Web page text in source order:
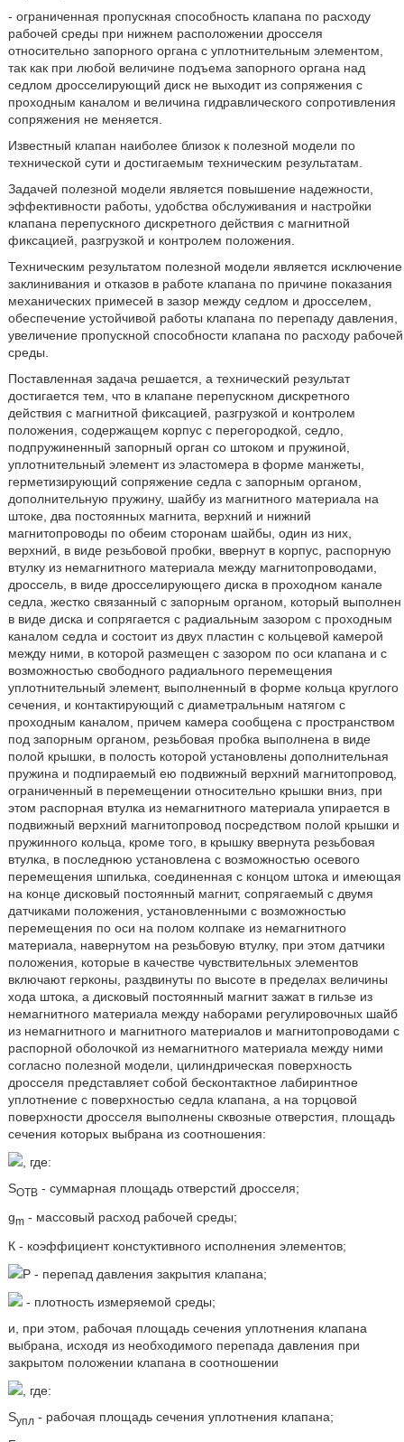
- ограниченная пропускная способность клапана по расходу
рабочей среды при нижнем расположении дросселя
относительно запорного органа с уплотнительным элементом,
так как при любой величине подъема запорного органа над
седлом дросселирующий диск не выходит из сопряжения с
проходным каналом и величина гидравлического сопротивления
сопряжения не меняется.
Известный клапан наиболее близок к полезной модели по
технической сути и достигаемым техническим результатам.
Задачей полезной модели является повышение надежности,
эффективности работы, удобства обслуживания и настройки
клапана перепускного дискретного действия с магнитной
фиксацией, разгрузкой и контролем положения.
Техническим результатом полезной модели является исключение
заклинивания и отказов в работе клапана по причине показания
механических примесей в зазор между седлом и дросселем,
обеспечение устойчивой работы клапана по перепаду давления,
увеличение пропускной способности клапана по расходу рабочей
среды.
Поставленная задача решается, а технический результат
достигается тем, что в клапане перепускном дискретного
действия с магнитной фиксацией, разгрузкой и контролем
положения, содержащем корпус с перегородкой, седло,
подпружиненный запорный орган со штоком и пружиной,
уплотнительный элемент из эластомера в форме манжеты,
герметизирующий сопряжение седла с запорным органом,
дополнительную пружину, шайбу из магнитного материала на
штоке, два постоянных магнита, верхний и нижний
магнитопроводы по обеим сторонам шайбы, один из них,
верхний, в виде резьбовой пробки, ввернут в корпус, распорную
втулку из немагнитного материала между магнитопроводами,
дроссель, в виде дросселирующего диска в проходном канале
седла, жестко связанный с запорным органом, который выполнен
в виде диска и сопрягается с радиальным зазором с проходным
каналом седла и состоит из двух пластин с кольцевой камерой
между ними, в которой размещен с зазором по оси клапана и с
возможностью свободного радиального перемещения
уплотнительный элемент, выполненный в форме кольца круглого
сечения, и контактирующий с диаметральным натягом с
проходным каналом, причем камера сообщена с пространством
под запорным органом, резьбовая пробка выполнена в виде
полой крышки, в полость которой установлены дополнительная
пружина и подпираемый ею подвижный верхний магнитопровод,
ограниченный в перемещении относительно крышки вниз, при
этом распорная втулка из немагнитного материала упирается в
подвижный верхний магнитопровод посредством полой крышки и
пружинного кольца, кроме того, в крышку ввернута резьбовая
втулка, в последнюю установлена с возможностью осевого
перемещения шпилька, соединенная с концом штока и имеющая
на конце дисковый постоянный магнит, сопрягаемый с двумя
датчиками положения, установленными с возможностью
перемещения по оси на полом колпаке из немагнитного
материала, навернутом на резьбовую втулку, при этом датчики
положения, которые в качестве чувствительных элементов
включают герконы, раздвинуты по высоте в пределах величины
хода штока, а дисковый постоянный магнит зажат в гильзе из
немагнитного материала между наборами регулировочных шайб
из немагнитного и магнитного материалов и магнитопроводами с
распорной оболочкой из немагнитного материала между ними
согласно полезной модели, цилиндрическая поверхность
дросселя представляет собой бесконтактное лабиринтное
уплотнение с поверхностью седла клапана, а на торцовой
поверхности дросселя выполнены сквозные отверстия, площадь
сечения которых выбрана из соотношения:
, где:
SОТВ - суммарная площадь отверстий дросселя;
gm - массовый расход рабочей среды;
К - коэффициент констуктивного исполнения элементов;
Р - перепад давления закрытия клапана;
- плотность измеряемой среды;
и, при этом, рабочая площадь сечения уплотнения клапана
выбрана, исходя из необходимого перепада давления при
закрытом положении клапана в соотношении
, где:
Sупл- рабочая площадь сечения уплотнения клапана;